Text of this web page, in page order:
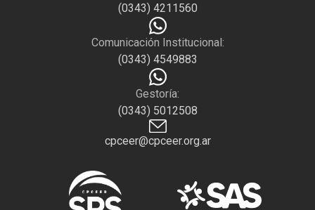
(0343) 4211560
Comunicación Institucional:
(0343) 4549883
Gestoría:
(0343) 5012508
cpceer@cpceer.org.ar